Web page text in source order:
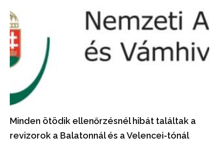
Minden ötödik ellenőrzésnél hibát találtak a
revizorok a Balatonnál és a Velencei-tónál